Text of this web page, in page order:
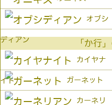
オブシ
ディアン 「か行
カイヤナ
イト ガーネット
カーネリ